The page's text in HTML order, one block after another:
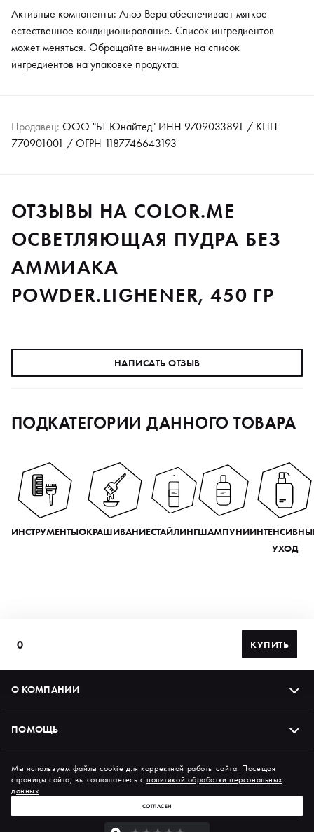
Активные компоненты: Алоэ Вера обеспечивает мягкое
естественное кондиционирование. Список ингредиентов
может меняться. Обращайте внимание на список
ингредиентов на упаковке продукта.
Продавец: ООО "БТ Юнайтед" ИНН 9709033891 / КПП
770901001 / ОГРН 1187746643193
ОТЗЫВЫ НА COLOR.ME
ОСВЕТЛЯЮЩАЯ ПУДРА БЕЗ
АММИАКА
POWDER.LIGHENER, 450 ГР
НАПИСАТЬ ОТЗЫВ
ПОДКАТЕГОРИИ ДАННОГО ТОВАРА
ИНСТРУМЕНТЫОКРАШИВАНИЕСТАЙЛИНГШАМПУНИ
УХОД
0 КУПИТЬ
О КОМПАНИИ
ПОМОЩЬ
Подпишись на нас в соцсетях
Мы используем файлы cookie для корректной работы сайта. Посещая
страницы сайта, вы соглашаетесь сполитикой обработки персональных
данных
СОГЛАСЕН